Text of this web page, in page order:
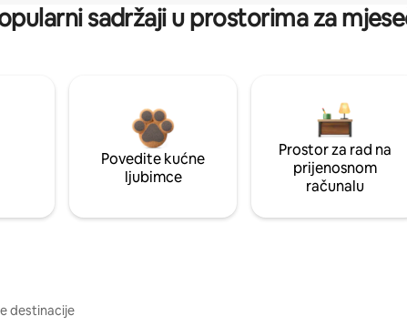
sadržaji u prostorima za
Povedite kućne
ljubimce
Prostor za rad na
prijenosnom
računalu
destinacije